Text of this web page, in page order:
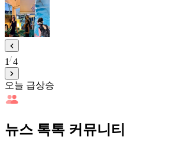
1 4
오늘 급상승
뉴스 톡톡 커뮤니티